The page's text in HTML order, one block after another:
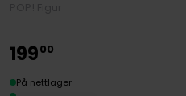
19900
På nettlager